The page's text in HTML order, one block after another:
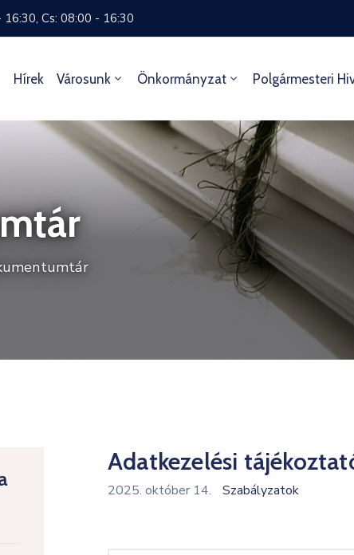
16:30, Cs: 08:00 - 16:30
Hírek Városunk Önkormányzat Polgármesteri
Adatkezelési
2025. október 14. Szabályzatok